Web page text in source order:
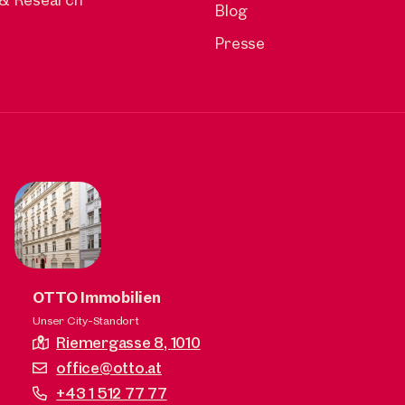
noch ein paar Jahre zu
entstehen?
Blog
Presse
OTTO Immobilien
Unser City-Standort
Riemergasse 8, 1010
office@otto.at
+43 1 512 77 77